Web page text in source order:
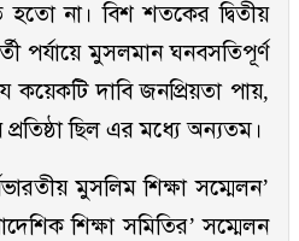
হতো না। বিশ শতকের দ্বিতীয়
পর্যায়ে মুসলমান ঘনবসতিপূর্ণ
কয়েকটি দাবি জনপ্রিয়তা পায়,
প্রতিষ্ঠা ছিল এর মধ্যে অন্যতম।
মুসলিম শিক্ষা সম্মেলন’
শিক্ষা সমিতির’ সম্মেলন